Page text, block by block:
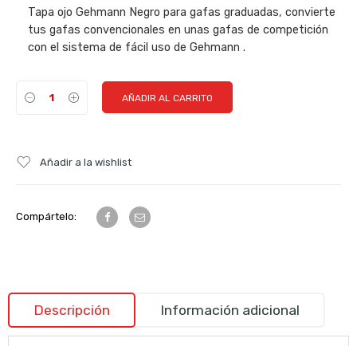
Tapa ojo Gehmann Negro para gafas graduadas, convierte
tus gafas convencionales en unas gafas de competición
con el sistema de fácil uso de Gehmann .
AÑADIR AL CARRITO
Añadir a la wishlist
Compártelo:
Descripción Información adicional